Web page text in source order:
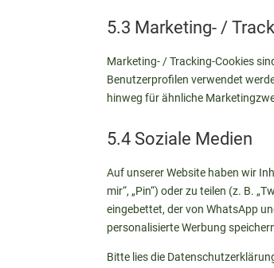
5.3 Marketing- /
Marketing- / Tracking-Cookies
Benutzerprofilen verwendet
hinweg für ähnliche
5.4 Soziale Medien
Auf unserer Website haben wir
mir“, „Pin“) oder zu teilen (z. B.
eingebettet, der von WhatsApp
personalisierte Werbung
Bitte lies die